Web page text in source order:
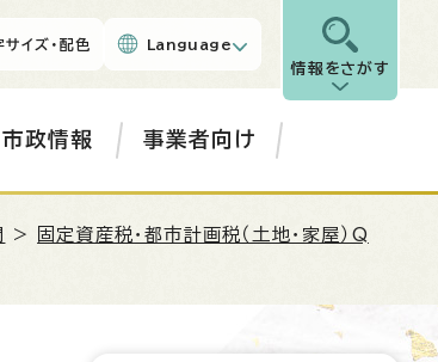
サイズ・配色 Language
情報をさがす
市政情報 事業者向け
>
固定資産税・都市計画税（土地・家屋）Q